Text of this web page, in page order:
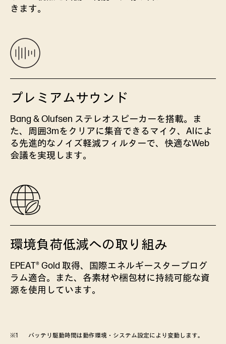
きます。
プレミアムサウンド
Bang & Olufsen ステレオスピーカーを搭載。ま
た、周囲3mをクリアに集音できるマイク、AIによ
る先進的なノイズ軽減フィルターで、快適なWeb
会議を実現します。
環境負荷低減への取り組み
EPEAT® Gold 取得、国際エネルギースタープログ
ラム適合。また、各素材や梱包材に持続可能な資
源を使用しています。
バッテリ駆動時間は動作環境・システム設定により変動します。